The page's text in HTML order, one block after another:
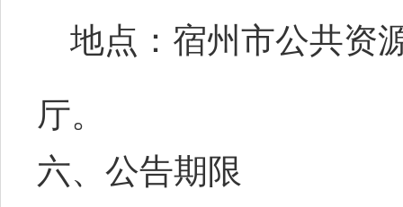
地点：宿州市公共资
厅。
六、公告期限